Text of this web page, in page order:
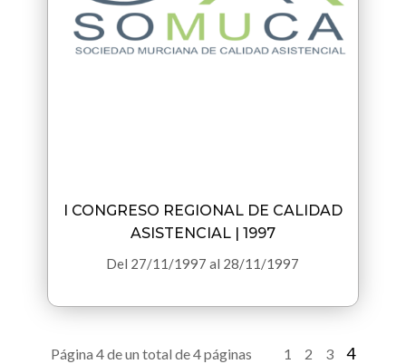
I CONGRESO REGIONAL DE CALIDAD
ASISTENCIAL | 1997
Del 27/11/1997 al 28/11/1997
Página 4 de un total de 4 páginas 1 2 3 4